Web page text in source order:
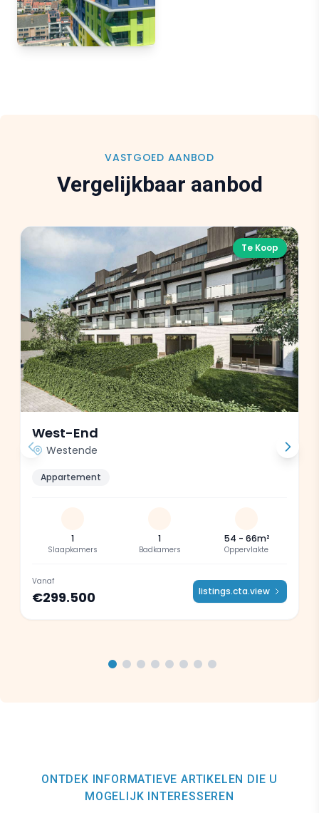
VASTGOED AANBOD
Vergelijkbaar aanbod
Te Koop
West-End
Westende
Appartement
1
Slaapkamers
1
Badkamers
54 - 66m²
Oppervlakte
Vanaf
€299.500 listings.cta.view
ONTDEK INFORMATIEVE ARTIKELEN DIE U
MOGELIJK INTERESSEREN